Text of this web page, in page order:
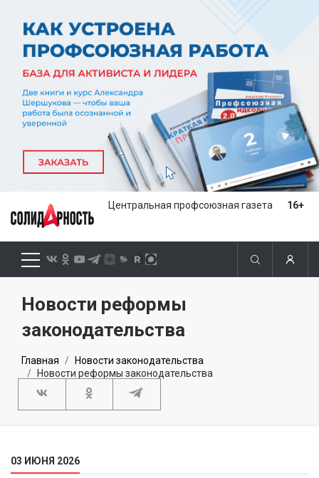
Центральная профсоюзная газета 16+
Новости реформы
законодательства
Главная
Новости законодательства
Новости реформы законодательства
03 ИЮНЯ 2026